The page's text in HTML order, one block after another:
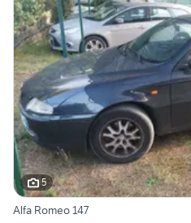
5
Alfa Romeo 147